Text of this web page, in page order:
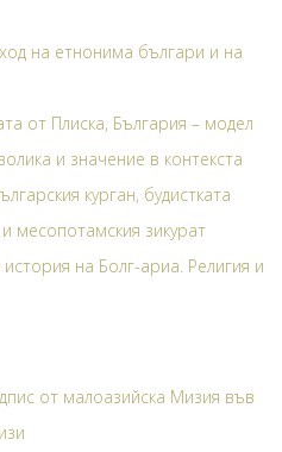
на етнонима българи и на
от Плиска, България – модел
и значение в контекста
курган, будистката
месопотамския зикурат
на Болг-ариа. Религия и
от малоазийска Мизия във